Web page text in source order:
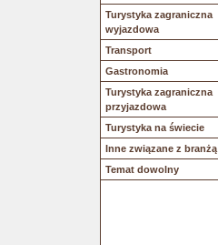
Turystyka zagraniczna
wyjazdowa
Transport
Gastronomia
Turystyka zagraniczna
przyjazdowa
Turystyka na świecie
Inne związane z branżą
Temat dowolny